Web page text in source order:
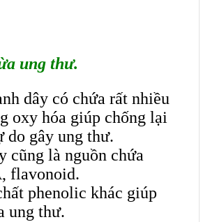
ung thư.
dây có chứa rất nhiều
oxy hóa giúp chống lại
do gây ung thư.
cũng là nguồn chứa
flavonoid.
phenolic khác giúp
ung thư.